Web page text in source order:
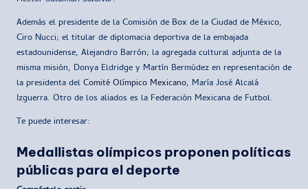
Además el presidente de la Comisión de Box de la Ciudad de México,
Ciro Nucci; el titular de diplomacia deportiva de la embajada
estadounidense, Alejandro Barrón; la agregada cultural adjunta de la
misma misión, Donya Eldridge y Martín Bermúdez en representación de
la presidenta delComité Olímpico Mexicano, María José Alcalá
Izguerra. Otro de los aliados es la Federación Mexicana de Futbol.
Te puede interesar:
Medallistas olímpicos proponen políticas
públicas para el deporte